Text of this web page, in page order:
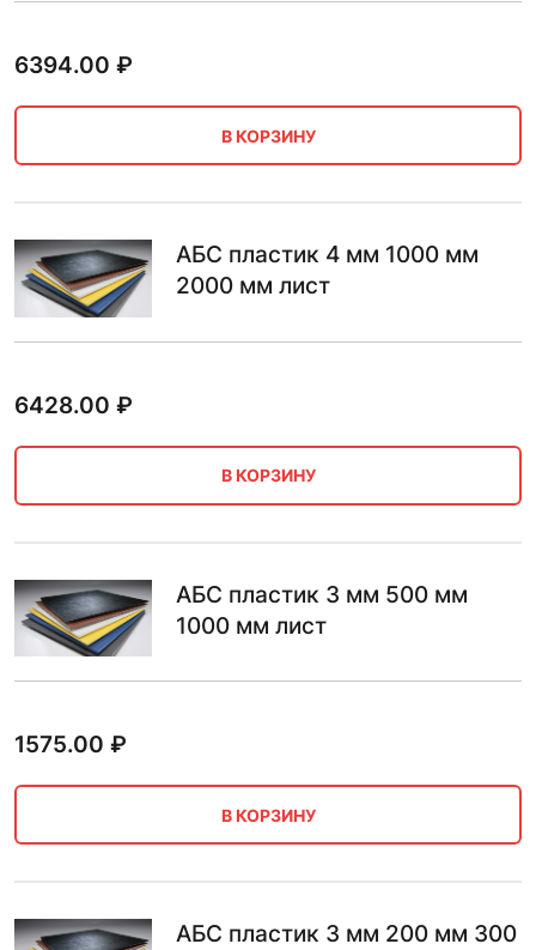
6394.00 ₽
В КОРЗИНУ
АБС пластик 4 мм 1000 мм
2000 мм лист
6428.00 ₽
В КОРЗИНУ
АБС пластик 3 мм 500 мм
1000 мм лист
1575.00 ₽
В КОРЗИНУ
АБС пластик 3 мм 200 мм 300